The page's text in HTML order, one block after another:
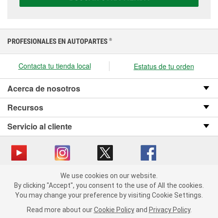
We use cookies on our website. By clicking "Accept", you consent
to the use of All the cookies.
You may change your preference by visiting Cookie Settings.
Read more about our Cookie Policy and Privacy Policy.
PROFESIONALES EN AUTOPARTES ®
Contacta tu tienda local Estatus de tu orden
Acerca de nosotros
Recursos
Servicio al cliente
Copyright © 2008-2026 O’Reilly Auto Parts v OST_3.2.0.0.729 (3) cv1361
catalog_main
Política de privacidad
Ley de transparencia en las cadenas de suministro
de California
We use cookies on our website.
By clicking "Accept", you consent to the use of All the cookies.
You may change your preference by visiting Cookie Settings.
Read more about our Cookie Policy and Privacy Policy.